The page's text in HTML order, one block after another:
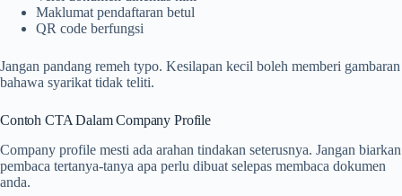
Maklumat pendaftaran betul
QR code berfungsi
Jangan pandang remeh typo. Kesilapan kecil boleh memberi gambaran
bahawa syarikat tidak teliti.
Contoh CTA Dalam Company Profile
Company profile mesti ada arahan tindakan seterusnya. Jangan biarkan
pembaca tertanya-tanya apa perlu dibuat selepas membaca dokumen
anda.